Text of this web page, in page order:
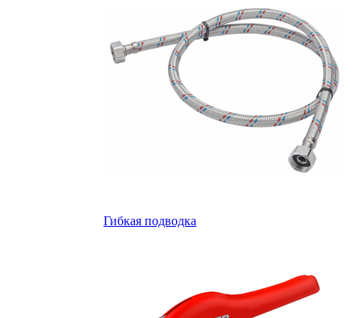
Гибкая подводка